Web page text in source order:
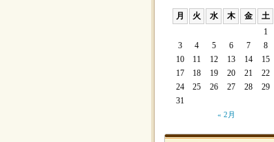
月 火 水 木 金 土
1
3
4 5 6 7 8
10
11 12 13 14 15
17
18 19 20 21 22
24
25 26 27 28 29
31
« 2月